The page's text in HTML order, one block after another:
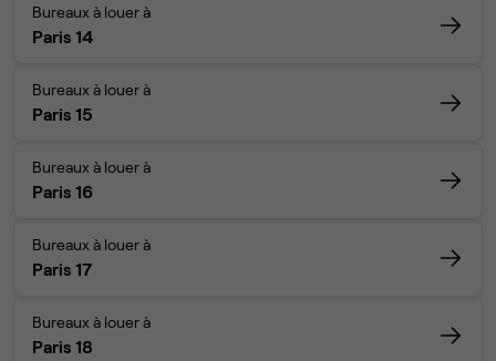
Bureaux à louer à
Paris 14
Bureaux à louer à
Paris 15
Bureaux à louer à
Paris 16
Bureaux à louer à
Paris 17
Bureaux à louer à
Paris 18